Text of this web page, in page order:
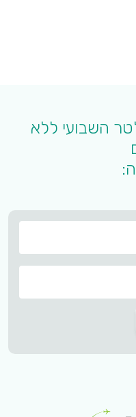
השבועי ללא
Subscribe